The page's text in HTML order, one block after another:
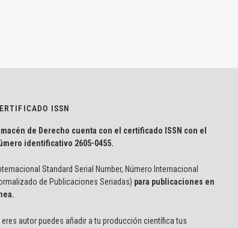
ISSN
de Derecho cuenta con el certificado ISSN con el
identificativo 2605-0455.
Standard Serial Number, Número Internacional
de Publicaciones Seriadas) para publicaciones en
eres autor puedes añadir a tu producción científica tus